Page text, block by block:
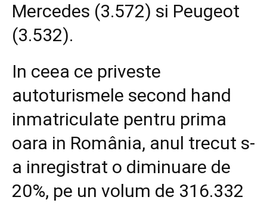
Mercedes (3.572) si Peugeot
(3.532).
In ceea ce priveste
autoturismele second hand
inmatriculate pentru prima
oara in România, anul trecut s-
a inregistrat o diminuare de
20%, pe un volum de 316.332